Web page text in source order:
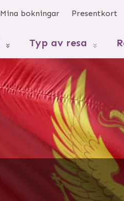
Mina bokningar Presentkort
Typ av resa